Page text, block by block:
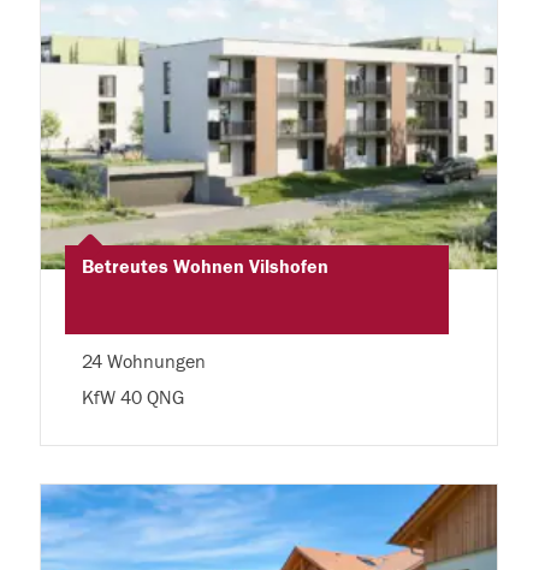
Betreutes Wohnen Vilshofen
24 Wohnungen
KfW 40 QNG